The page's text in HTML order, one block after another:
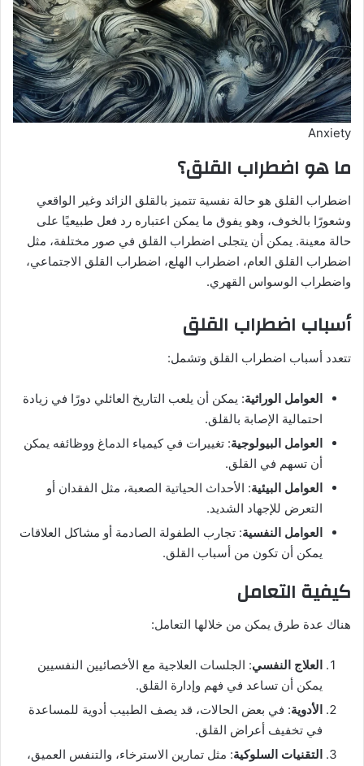
Anxiety
ما هو اضطراب القلق؟
اضطراب القلق هو حالة نفسية تتميز بالقلق الزائد وغير الواقعي
وشعورًا بالخوف، وهو يفوق ما يمكن اعتباره رد فعل طبيعيًا على
حالة معينة. يمكن أن يتجلى اضطراب القلق في صور مختلفة، مثل
اضطراب القلق العام، اضطراب الهلع، اضطراب القلق الاجتماعي،
واضطراب الوسواس القهري.
أسباب اضطراب القلق
تتعدد أسباب اضطراب القلق وتشمل:
العوامل الوراثية: يمكن أن يلعب التاريخ العائلي دورًا في زيادة
احتمالية الإصابة بالقلق.
العوامل البيولوجية: تغييرات في كيمياء الدماغ ووظائفه يمكن
أن تسهم في القلق.
العوامل البيئية: الأحداث الحياتية الصعبة، مثل الفقدان أو
التعرض للإجهاد الشديد.
العوامل النفسية: تجارب الطفولة الصادمة أو مشاكل العلاقات
يمكن أن تكون من أسباب القلق.
كيفية التعامل
هناك عدة طرق يمكن من خلالها التعامل:
العلاج النفسي: الجلسات العلاجية مع الأخصائيين النفسيين
يمكن أن تساعد في فهم وإدارة القلق.
الأدوية: في بعض الحالات، قد يصف الطبيب أدوية للمساعدة
في تخفيف أعراض القلق.
التقنيات السلوكية: مثل تمارين الاسترخاء، والتنفس العميق،